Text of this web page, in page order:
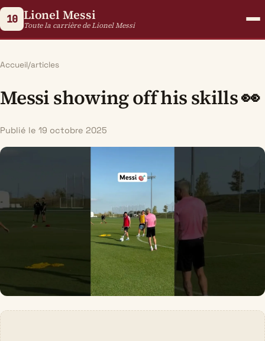
10 Lionel Messi
Toute la carrière de Lionel Messi
Accueil/articles
Messi showing off his skills 👀
Publié le 19 octobre 2025